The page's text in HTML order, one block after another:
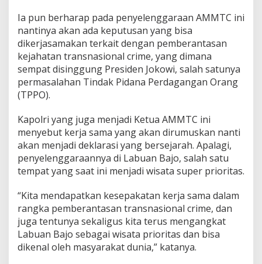
Ia pun berharap pada penyelenggaraan AMMTC ini
nantinya akan ada keputusan yang bisa
dikerjasamakan terkait dengan pemberantasan
kejahatan transnasional crime, yang dimana
sempat disinggung Presiden Jokowi, salah satunya
permasalahan Tindak Pidana Perdagangan Orang
(TPPO).
Kapolri yang juga menjadi Ketua AMMTC ini
menyebut kerja sama yang akan dirumuskan nanti
akan menjadi deklarasi yang bersejarah. Apalagi,
penyelenggaraannya di Labuan Bajo, salah satu
tempat yang saat ini menjadi wisata super prioritas.
“Kita mendapatkan kesepakatan kerja sama dalam
rangka pemberantasan transnasional crime, dan
juga tentunya sekaligus kita terus mengangkat
Labuan Bajo sebagai wisata prioritas dan bisa
dikenal oleh masyarakat dunia,” katanya.